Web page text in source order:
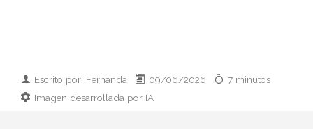
Escrito por: Fernanda 09/06/2026
7 minutos
Imagen desarrollada por IA